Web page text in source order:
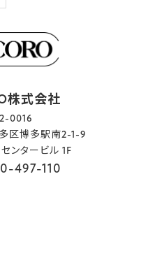
株式会社
0016
区博多駅南2-1-9
ンタービル 1F
497-110